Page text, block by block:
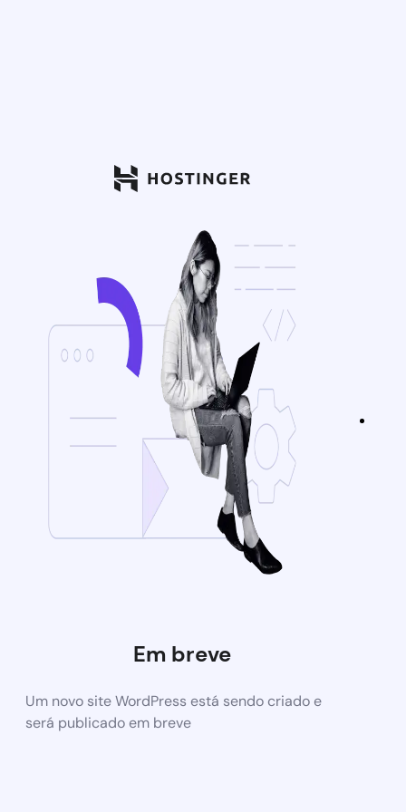
Em breve
Um novo site WordPress está sendo criado e
será publicado em breve